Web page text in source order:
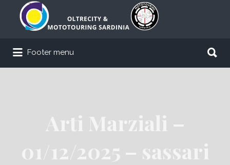
Cerca:
Footer menu
Arti Marziali –
01/12/2025 – sassari